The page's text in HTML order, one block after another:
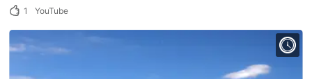
1
YouTube